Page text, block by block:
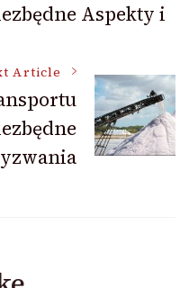
Aspekty i
Article